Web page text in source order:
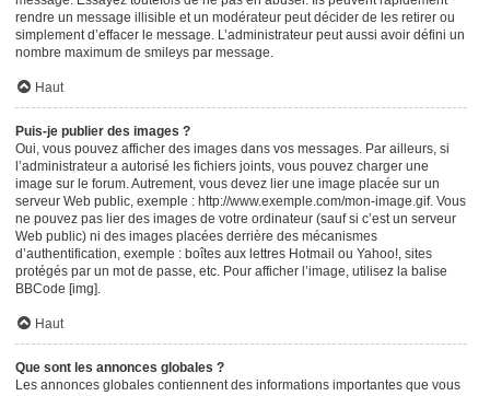
rendre un message illisible et un modérateur peut décider de les retirer ou
simplement d’effacer le message. L’administrateur peut aussi avoir défini un
nombre maximum de smileys par message.
Haut
Puis-je publier des images ?
Oui, vous pouvez afficher des images dans vos messages. Par ailleurs, si
l’administrateur a autorisé les fichiers joints, vous pouvez charger une
image sur le forum. Autrement, vous devez lier une image placée sur un
serveur Web public, exemple : http://www.exemple.com/mon-image.gif. Vous
ne pouvez pas lier des images de votre ordinateur (sauf si c’est un serveur
Web public) ni des images placées derrière des mécanismes
d’authentification, exemple : boîtes aux lettres Hotmail ou Yahoo!, sites
protégés par un mot de passe, etc. Pour afficher l’image, utilisez la balise
BBCode [img].
Haut
Que sont les annonces globales ?
Les annonces globales contiennent des informations importantes que vous